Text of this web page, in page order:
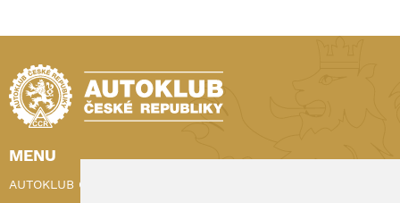
MENU
AUTOKLUB ČR